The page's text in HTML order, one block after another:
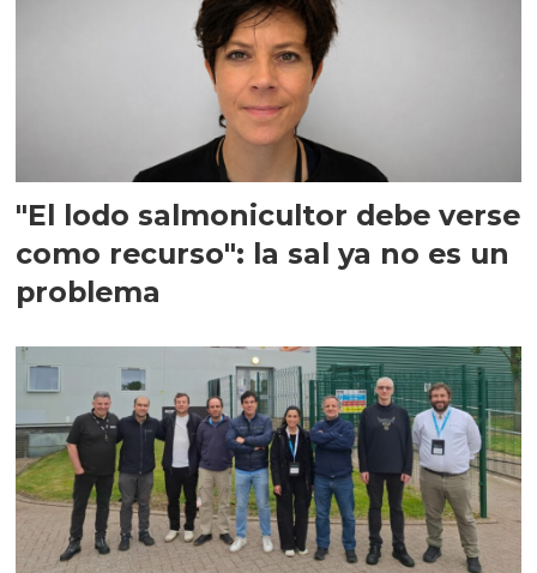
"El lodo salmonicultor debe verse
como recurso": la sal ya no es un
problema